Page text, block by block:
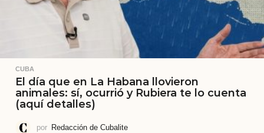
CUBA
El día que en La Habana llovieron
animales: sí, ocurrió y Rubiera te lo cuenta
(aquí detalles)
por Redacción de Cubalite